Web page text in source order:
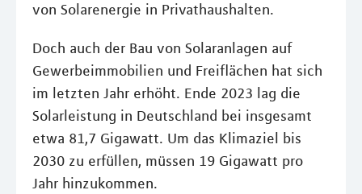
von Solarenergie in Privathaushalten.
Doch auch der Bau von Solaranlagen auf
Gewerbeimmobilien und Freiflächen hat sich
im letzten Jahr erhöht. Ende 2023 lag die
Solarleistung in Deutschland bei insgesamt
etwa 81,7 Gigawatt. Um das Klimaziel bis
2030 zu erfüllen, müssen 19 Gigawatt pro
Jahr hinzukommen.